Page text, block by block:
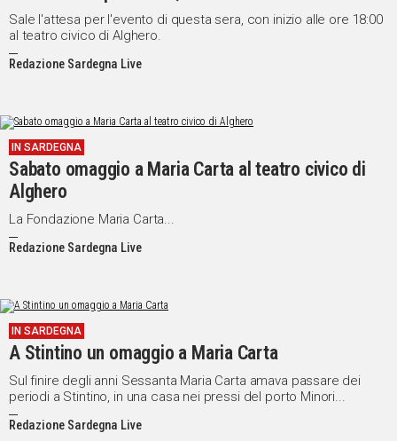
Tazenda
Sale l'attesa per l'evento di questa sera, con inizio alle ore 18:00
al teatro civico di Alghero.
Redazione Sardegna Live
IN SARDEGNA
Sabato omaggio a Maria Carta al teatro civico di
Alghero
La Fondazione Maria Carta...
Redazione Sardegna Live
IN SARDEGNA
A Stintino un omaggio a Maria Carta
Sul finire degli anni Sessanta Maria Carta amava passare dei
periodi a Stintino, in una casa nei pressi del porto Minori...
Redazione Sardegna Live